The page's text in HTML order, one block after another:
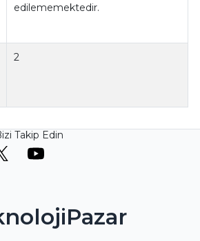
edilememektedir.
2
Takip Edin